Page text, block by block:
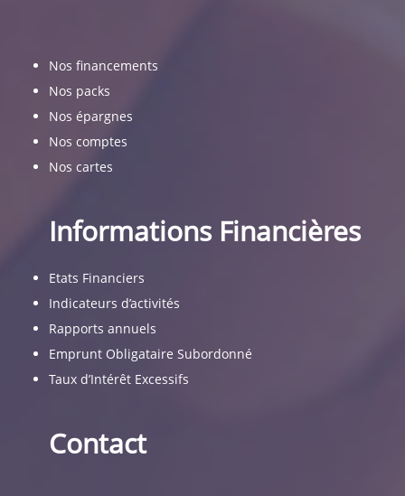
Nos financements
Nos packs
Nos épargnes
Nos comptes
Nos cartes
Informations Financières
Etats Financiers
Indicateurs d’activités
Rapports annuels
Emprunt Obligataire Subordonné
Taux d’Intérêt Excessifs
Contact